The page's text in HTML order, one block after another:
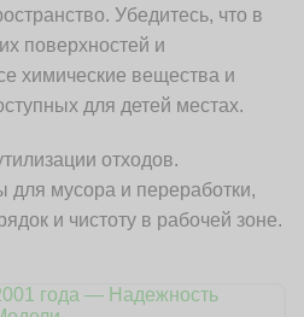
Убедитесь, что в
поверхностей и
химические вещества и
для детей местах.
отходов.
для мусора и переработки,
и чистоту в рабочей зоне.